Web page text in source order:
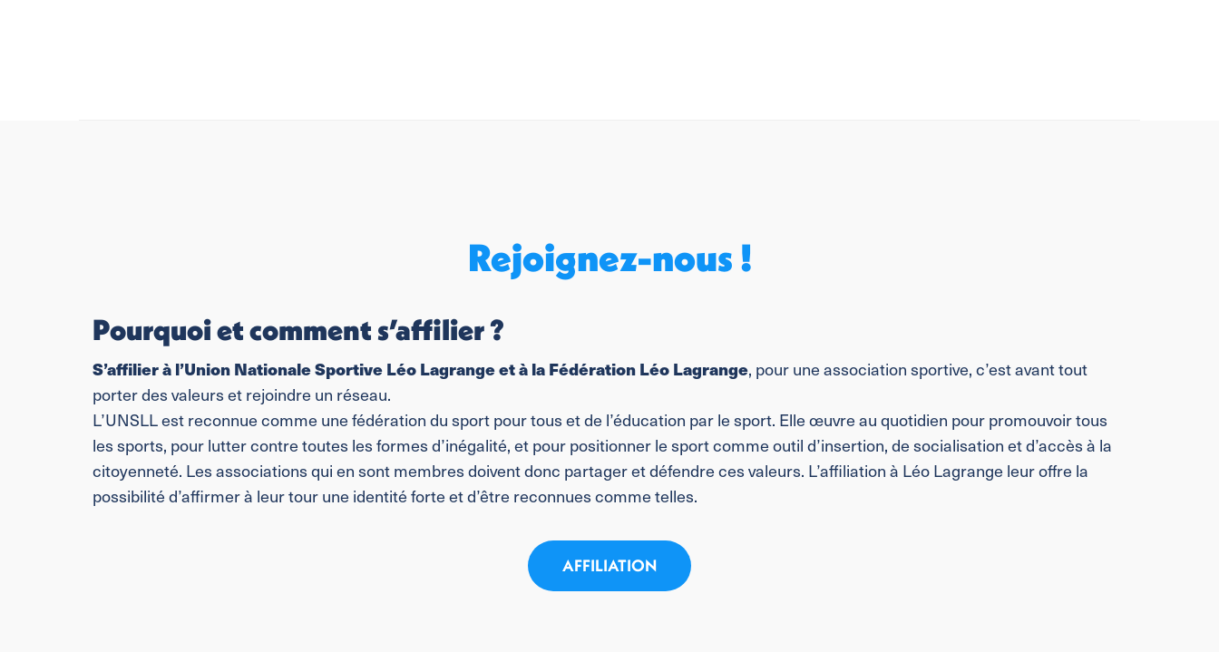
Rejoignez-nous !
Pourquoi et comment s’affilier ?
S’affilier à l’Union Nationale Sportive Léo Lagrange et à la Fédération Léo Lagrange, pour une association sportive, c’est avant tout
porter des valeurs et rejoindre un réseau.
L’UNSLL est reconnue comme une fédération du sport pour tous et de l’éducation par le sport. Elle œuvre au quotidien pour promouvoir tous
les sports, pour lutter contre toutes les formes d’inégalité, et pour positionner le sport comme outil d’insertion, de socialisation et d’accès à la
citoyenneté. Les associations qui en sont membres doivent donc partager et défendre ces valeurs. L’affiliation à Léo Lagrange leur offre la
possibilité d’affirmer à leur tour une identité forte et d’être reconnues comme telles.
AFFILIATION